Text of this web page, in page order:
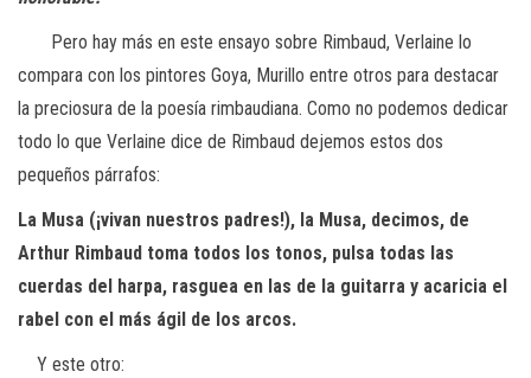
Pero hay más en este ensayo sobre Rimbaud, Verlaine lo
compara con los pintores Goya, Murillo entre otros para destacar
la preciosura de la poesía rimbaudiana. Como no podemos dedicar
todo lo que Verlaine dice de Rimbaud dejemos estos dos
pequeños párrafos:
La Musa (¡vivan nuestros padres!), la Musa, decimos, de
Arthur Rimbaud toma todos los tonos, pulsa todas las
cuerdas del harpa, rasguea en las de la guitarra y acaricia el
rabel con el más ágil de los arcos.
Y este otro: